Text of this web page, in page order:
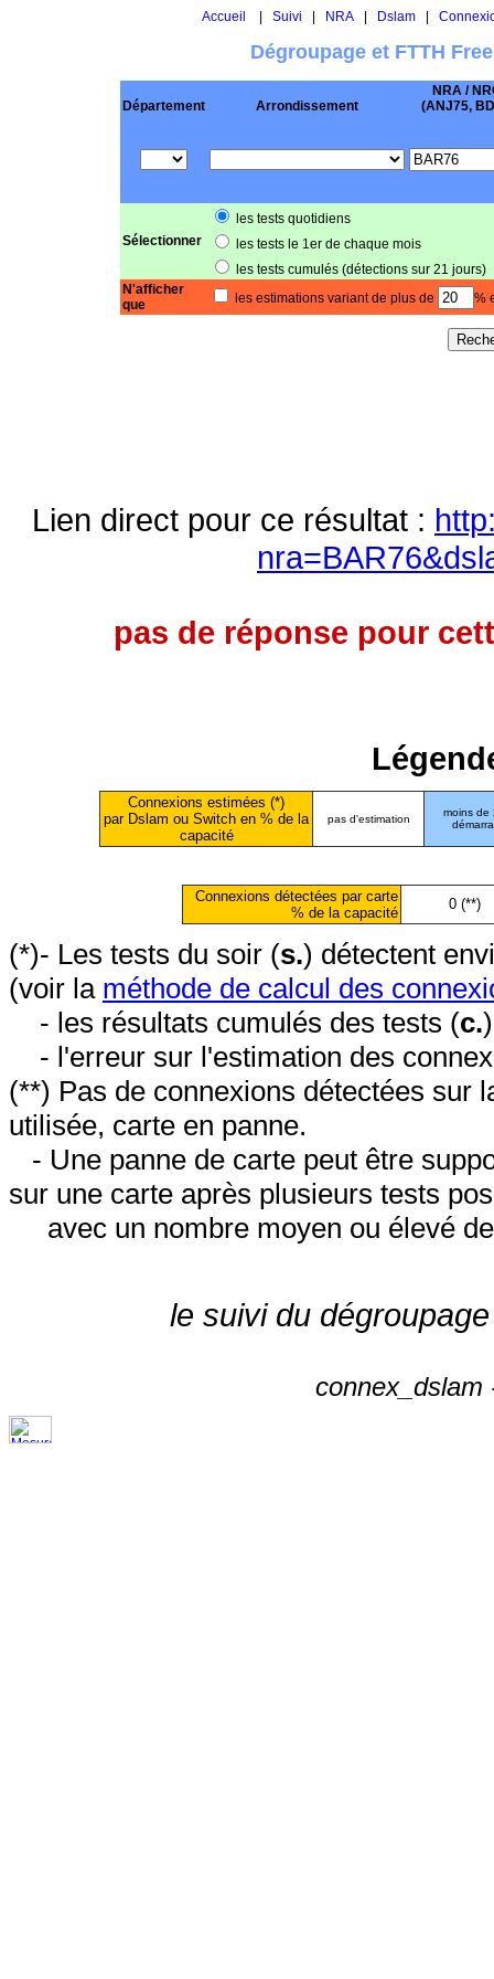
Accueil Suivi NRA| Dslam|
Dégroupage et FTTH
Département Arrondissement
NRA /
(ANJ75,
Sélectionner
les tests quotidiens
les tests le 1er de chaque mois
les tests cumulés (détections sur 21 jours)
N'afficher
que
les estimations variant de plus de %
Lien direct pour ce résultat :
pas de réponse pour
Connexions estimées (*)
par Dslam ou Switch en % de la
capacité
pas d'estimation
moins de
Connexions détectées par carte
% de la capacité
0 (**)
(*)- Les tests du soir (s.) détectent
(voir la méthode de calcul des
- les résultats cumulés des tests (c.
- l'erreur sur l'estimation des
(**) Pas de connexions détectées sur
utilisée, carte en panne.
- Une panne de carte peut être
sur une carte après plusieurs tests
avec un nombre moyen ou élevé
le suivi du
connex_dslam